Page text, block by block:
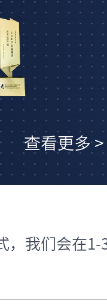
勇，以战略远见
协会评选为“酒
龙头企业商米科
在商用智能生态共
查看更多 >
，我们会在